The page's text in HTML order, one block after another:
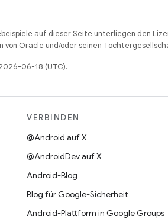
auf dieser Seite unterliegen den
von Oracle und/oder seinen
06-18 (UTC).
VERBINDEN
@Android auf X
@AndroidDev auf X
Android-Blog
Blog für Google-Sicherheit
Android-Plattform in Google Groups